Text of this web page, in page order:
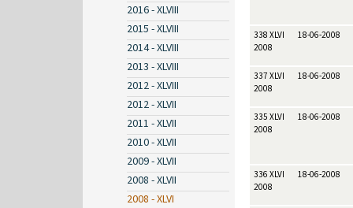
2016 - XLVIII
2015 - XLVIII
2014 - XLVIII
2013 - XLVIII
2012 - XLVIII
2012 - XLVII
2011 - XLVII
2010 - XLVII
2009 - XLVII
2008 - XLVII
2008 - XLVI
338 XLVI
2008
18-06-2008
337 XLVI
2008
18-06-2008
335 XLVI
2008
18-06-2008
336 XLVI
2008
18-06-2008